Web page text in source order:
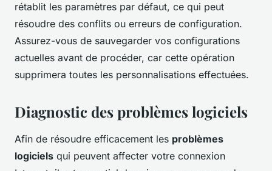
rétablit les paramètres par défaut, ce qui peut
résoudre des conflits ou erreurs de configuration.
Assurez-vous de sauvegarder vos configurations
actuelles avant de procéder, car cette opération
supprimera toutes les personnalisations effectuées.
Diagnostic des problèmes logiciels
Afin de résoudre efficacement les problèmes
logiciels qui peuvent affecter votre connexion